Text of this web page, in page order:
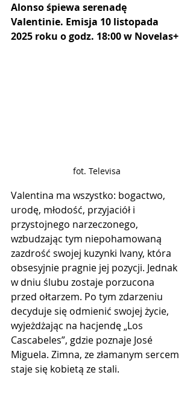
Alonso śpiewa serenadę
Valentinie. Emisja 10 listopada
2025 roku o godz. 18:00 w Novelas+
fot. Televisa
Valentina ma wszystko: bogactwo,
urodę, młodość, przyjaciół i
przystojnego narzeczonego,
wzbudzając tym niepohamowaną
zazdrość swojej kuzynki Ivany, która
obsesyjnie pragnie jej pozycji. Jednak
w dniu ślubu zostaje porzucona
przed ołtarzem. Po tym zdarzeniu
decyduje się odmienić swojej życie,
wyjeżdżając na hacjendę „Los
Cascabeles”, gdzie poznaje José
Miguela. Zimna, ze złamanym sercem
staje się kobietą ze stali.